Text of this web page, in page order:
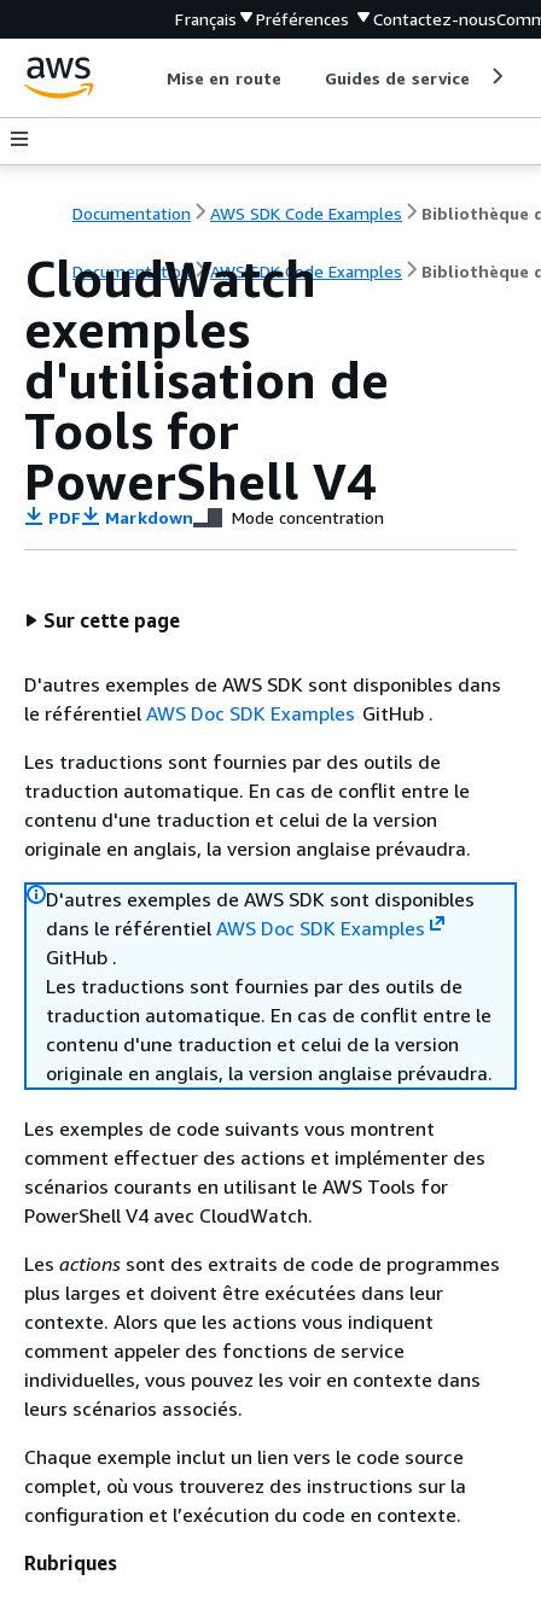
Français Préférences Contactez-nous
Mise en route Guides de service
Documentation AWS SDK Code Examples
Documentation AWS SDK Code Examples Bibliothèque
CloudWatch
exemples
d'utilisation de
Tools for
PowerShell V4
PDF Markdown Mode concentration
Sur cette page
D'autres exemples de AWS SDK sont disponibles dans
le référentiel AWS Doc SDK Examples GitHub .
Les traductions sont fournies par des outils de
traduction automatique. En cas de conflit entre le
contenu d'une traduction et celui de la version
originale en anglais, la version anglaise prévaudra.
D'autres exemples de AWS SDK sont disponibles
dans le référentiel AWS Doc SDK Examples
GitHub .
Les traductions sont fournies par des outils de
traduction automatique. En cas de conflit entre le
contenu d'une traduction et celui de la version
originale en anglais, la version anglaise prévaudra.
Les exemples de code suivants vous montrent
comment effectuer des actions et implémenter des
scénarios courants en utilisant le AWS Tools for
PowerShell V4 avec CloudWatch.
Les actions sont des extraits de code de programmes
plus larges et doivent être exécutées dans leur
contexte. Alors que les actions vous indiquent
comment appeler des fonctions de service
individuelles, vous pouvez les voir en contexte dans
leurs scénarios associés.
Chaque exemple inclut un lien vers le code source
complet, où vous trouverez des instructions sur la
configuration et l’exécution du code en contexte.
Rubriques